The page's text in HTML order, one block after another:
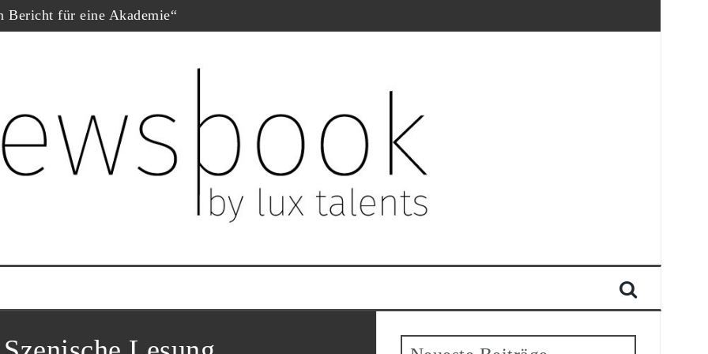
für eine Akademie“
Krug“